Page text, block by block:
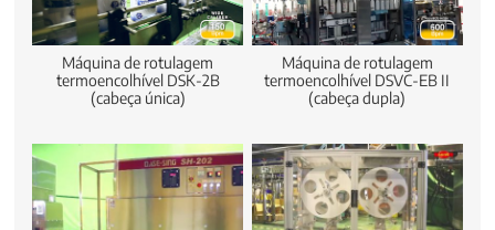
Máquina de rotulagem
termoencolhível DSK-2B
(cabeça única)
Máquina de rotulagem
termoencolhível DSVC-EB II
(cabeça dupla)